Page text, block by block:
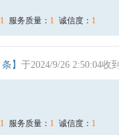
1 服务质量： 1 诚信度： 1
条】 于2024/9/26 2:50:04收到
1 服务质量： 1 诚信度： 1